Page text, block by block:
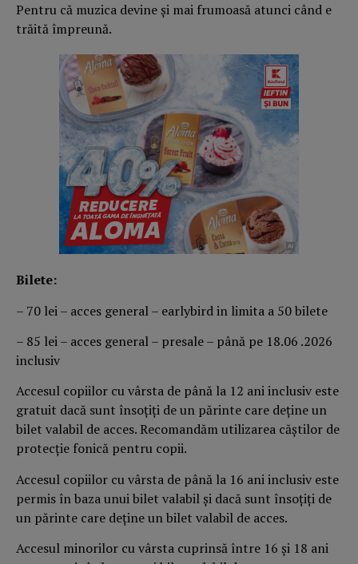
Pentru că muzica devine și mai frumoasă atunci când e
trăită împreună.
Bilete:
– 70 lei – acces general – earlybird in limita a 50 bilete
– 85 lei – acces general – presale – până pe 18.06 .2026
inclusiv
Accesul copiilor cu vârsta de până la 12 ani inclusiv este
gratuit dacă sunt însoțiți de un părinte care deține un
bilet valabil de acces. Recomandăm utilizarea căștilor de
protecție fonică pentru copii.
Accesul copiilor cu vârsta de până la 16 ani inclusiv este
permis în baza unui bilet valabil și dacă sunt însoțiți de
un părinte care deține un bilet valabil de acces.
Accesul minorilor cu vârsta cuprinsă între 16 și 18 ani